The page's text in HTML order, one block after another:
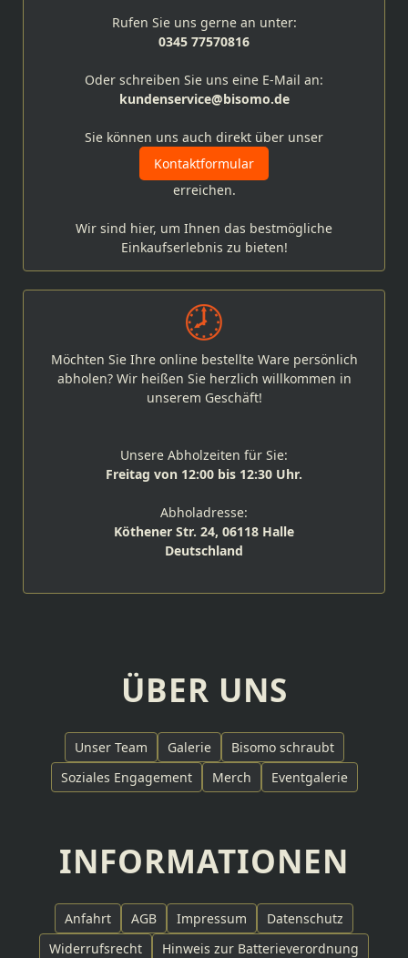
Rufen Sie uns gerne an unter:
0345 77570816
Oder schreiben Sie uns eine E-Mail an:
kundenservice@bisomo.de
Sie können uns auch direkt über unser
Kontaktformular
erreichen.
Wir sind hier, um Ihnen das bestmögliche
Einkaufserlebnis zu bieten!
Möchten Sie Ihre online bestellte Ware persönlich
abholen? Wir heißen Sie herzlich willkommen in
unserem Geschäft!
Unsere Abholzeiten für Sie:
Freitag von 12:00 bis 12:30 Uhr.
Abholadresse:
Köthener Str. 24, 06118 Halle
Deutschland
ÜBER UNS
Unser Team Galerie
Bisomo schraubt
Soziales Engagement
Merch Eventgalerie
INFORMATIONEN
Anfahrt AGB Impressum
Datenschutz
Widerrufsrecht
Hinweis zur Batterieverordnung